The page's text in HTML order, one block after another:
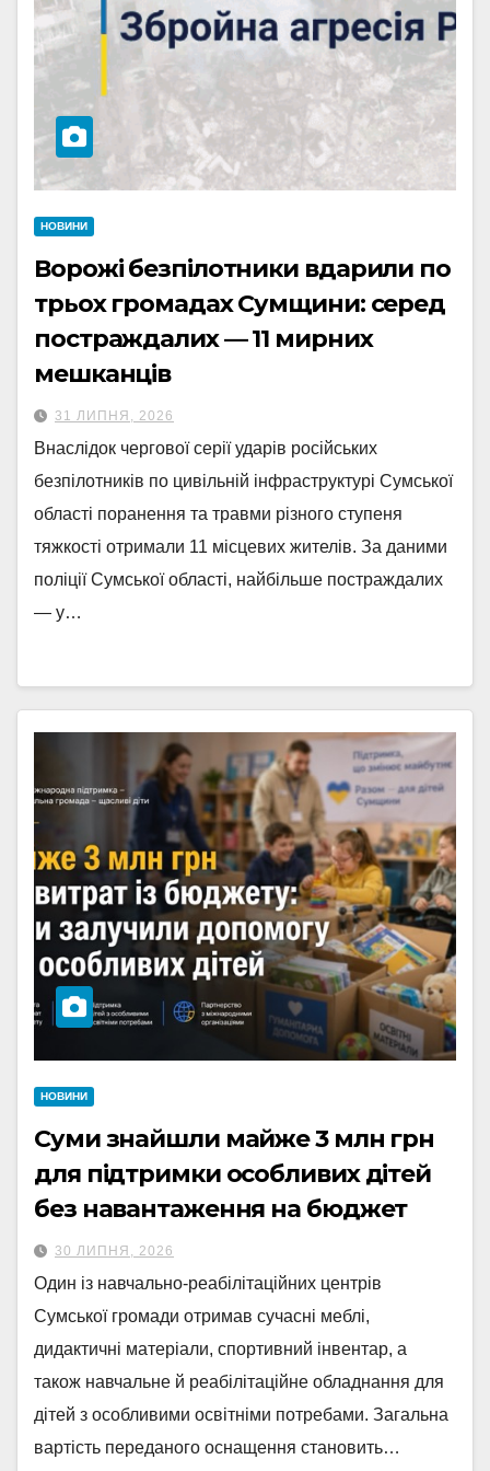
НОВИНИ
Ворожі безпілотники вдарили по
трьох громадах Сумщини: серед
постраждалих — 11 мирних
мешканців
31 ЛИПНЯ, 2026
Внаслідок чергової серії ударів російських
безпілотників по цивільній інфраструктурі Сумської
області поранення та травми різного ступеня
тяжкості отримали 11 місцевих жителів. За даними
поліції Сумської області, найбільше постраждалих
— у…
НОВИНИ
Суми знайшли майже 3 млн грн
для підтримки особливих дітей
без навантаження на бюджет
30 ЛИПНЯ, 2026
Один із навчально-реабілітаційних центрів
Сумської громади отримав сучасні меблі,
дидактичні матеріали, спортивний інвентар, а
також навчальне й реабілітаційне обладнання для
дітей з особливими освітніми потребами. Загальна
вартість переданого оснащення становить…